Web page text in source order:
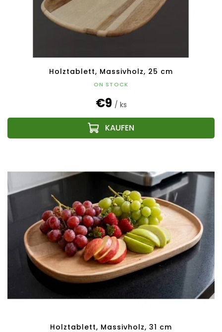
Holztablett, Massivholz, 25 cm
ON STOCK
€9 / ks
Holztablett, Massivholz, 31 cm